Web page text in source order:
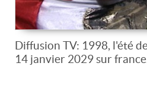
Diffusion TV: 1998, l'été
14 janvier 2029 sur